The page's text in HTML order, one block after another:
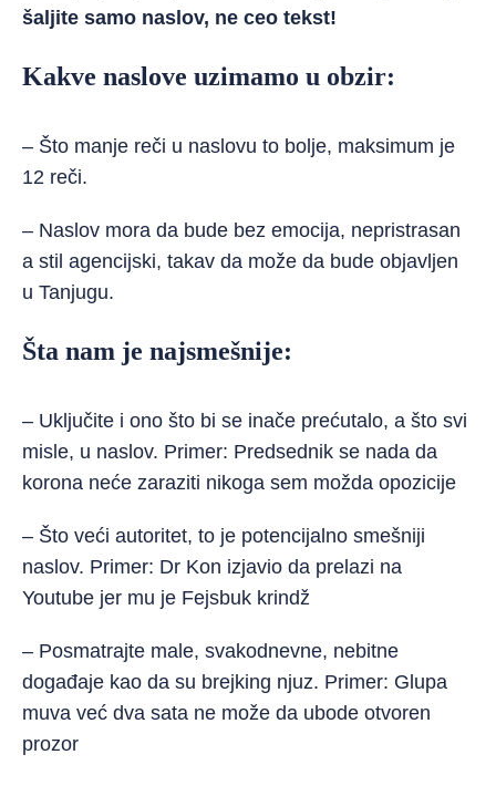
šaljite samo naslov, ne ceo tekst!
Kakve naslove uzimamo u obzir:
– Što manje reči u naslovu to bolje, maksimum je
12 reči.
– Naslov mora da bude bez emocija, nepristrasan
a stil agencijski, takav da može da bude objavljen
u Tanjugu.
Šta nam je najsmešnije:
– Uključite i ono što bi se inače prećutalo, a što svi
misle, u naslov. Primer: Predsednik se nada da
korona neće zaraziti nikoga sem možda opozicije
– Što veći autoritet, to je potencijalno smešniji
naslov. Primer: Dr Kon izjavio da prelazi na
Youtube jer mu je Fejsbuk krindž
– Posmatrajte male, svakodnevne, nebitne
događaje kao da su brejking njuz. Primer: Glupa
muva već dva sata ne može da ubode otvoren
prozor